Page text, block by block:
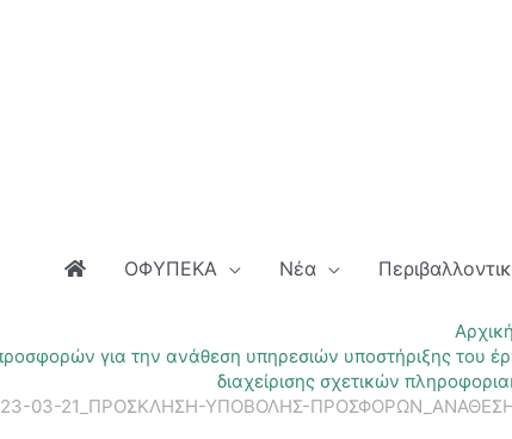
ΟΦΥΠΕΚΑ Νέα
Αρχική
για την ανάθεση υπηρεσιών υποστήριξης του
διαχείρισης σχετικών
03-21_ΠΡΟΣΚΛΗΣΗ-ΥΠΟΒΟΛΗΣ-